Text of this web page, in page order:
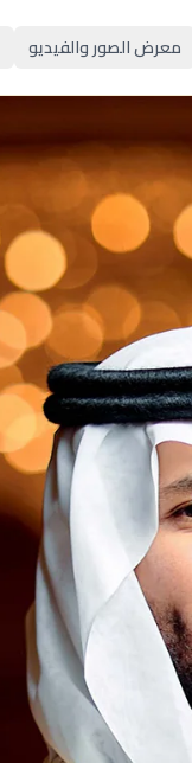
معرض الصور والفيديو